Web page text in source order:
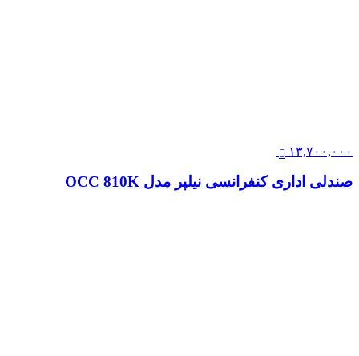
۱۳,۷۰۰,۰۰۰
صندلی اداری کنفرانسی نیلپر مدل OCC 810K